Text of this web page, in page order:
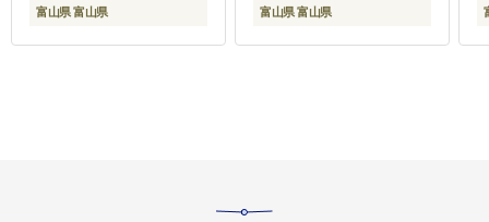
富山県 富山県 富山県 富山県